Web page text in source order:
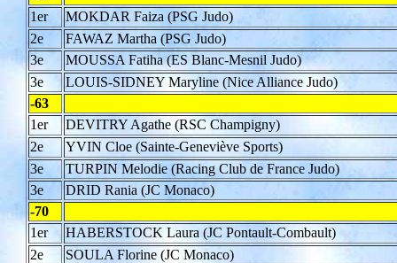
1er
MOKDAR Faiza (PSG Judo)
2e
FAWAZ Martha (PSG Judo)
3e
MOUSSA Fatiha (ES Blanc-Mesnil Judo)
3e
LOUIS-SIDNEY Maryline (Nice Alliance Judo)
-63
1er
DEVITRY Agathe (RSC Champigny)
2e
YVIN Cloe (Sainte-Geneviève Sports)
3e
TURPIN Melodie (Racing Club de France Judo)
3e
DRID Rania (JC Monaco)
-70
1er
HABERSTOCK Laura (JC Pontault-Combault)
2e
SOULA Florine (JC Monaco)